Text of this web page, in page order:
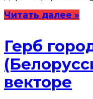
Читать далее »
Герб
векторе